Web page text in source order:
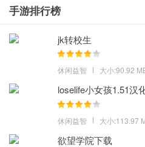
手游排行榜
jk转校生
休闲益智 大小:90.92
loselife小女孩1.51汉
休闲益智 大小:113.97
欲望学院下载